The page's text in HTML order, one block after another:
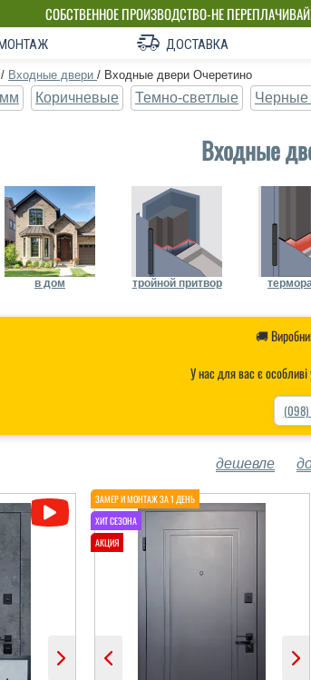
СОБСТВЕННОЕ ПРОИЗВОДСТВО-НЕ
ДОСТАВКА
/ Входные двери / Входные двери Очеретино
Коричневые Темно-светлые Черные
Входные
в дом тройной притвор
🚚
У нас для вас є
дешевле